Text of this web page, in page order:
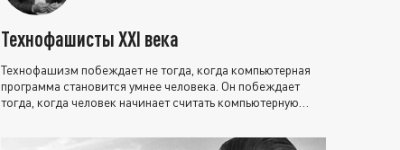
Технофашисты XXI века
Технофашизм побеждает не тогда, когда компьютерная
программа становится умнее человека. Он побеждает
тогда, когда человек начинает считать компьютерную